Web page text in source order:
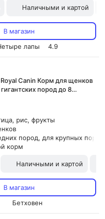
Наличными и картой
В магазин
лапы
4.9
Canin Корм для щенков
пород до 8
рис, фрукты
пород, для крупных пород
корм
Наличными и картой
В магазин
Бетховен